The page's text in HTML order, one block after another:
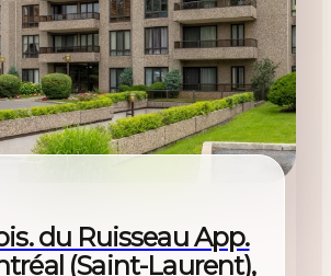
du Ruisseau App.
(Saint-Laurent),